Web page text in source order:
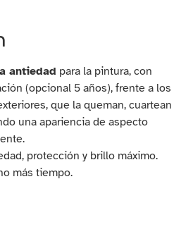
antiedad para la pintura, con
(opcional 5 años), frente a los
que la queman, cuartean
una apariencia de aspecto
protección y brillo máximo.
más tiempo.